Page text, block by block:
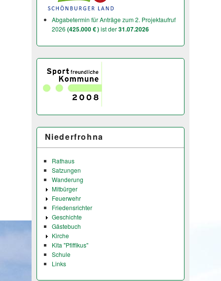
Abgabetermin für Anträge zum 2. Projektaufruf
2026 (425.000 € )ist der31.07.2026
Niederfrohna
Rathaus
Satzungen
Wanderung
Mitbürger
Feuerwehr
Friedensrichter
Geschichte
Gästebuch
Kirche
Kita "Pfiffikus"
Schule
Links